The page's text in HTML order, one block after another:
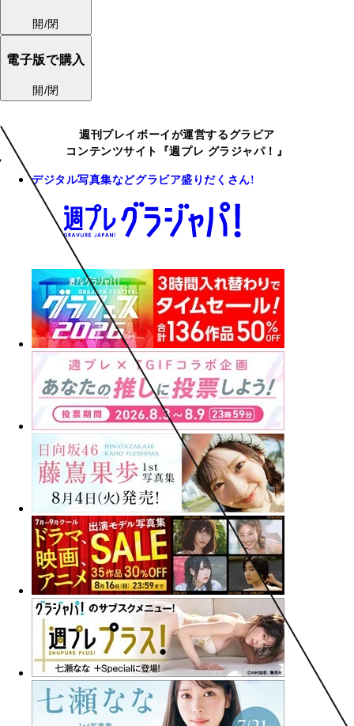
開/閉
電子版で購入
開/閉
週刊プレイボーイが運営するグラビア
コンテンツサイト『週プレ グラジャパ！』
デジタル写真集などグラビア盛りだくさん!